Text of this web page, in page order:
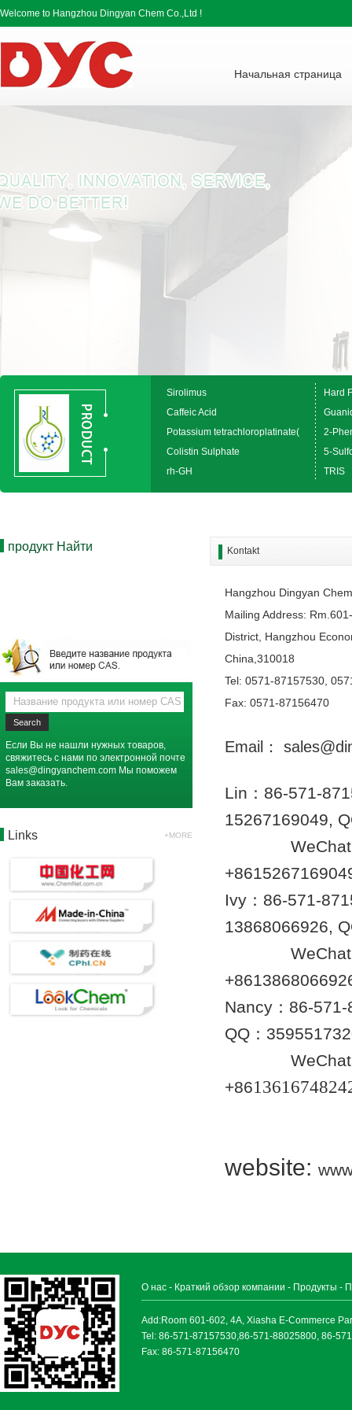
Welcome to Hangzhou Dingyan Chem Co.,Ltd !
Начальная страница
Sirolimus
Hard
Caffeic Acid
Potassium tetrachloroplatinate(
2-
Colistin Sulphate
5-
rh-GH
TRIS
продукт Найти
Если Вы не нашли нужных товаров,
свяжитесь с нами по электронной почте
sales@dingyanchem.com Мы поможем
Вам заказать.
Links +MORE
Kontakt
Hangzhou Dingyan
Mailing Address:
District, Hangzhou
China,310018
Tel: 0571-87157530,
Fax: 0571-87156470
Email：
Lin：86-571-
15267169049,
WeChat：
Ivy：86-571-
13868066926,
WeChat：
Nancy：86-
QQ：
WeChat
+86
website:
О нас - Краткий обзор компании - Продукты -
Add:Room 601-602, 4A, Xiasha E-Commerce
Tel: 86-571-87157530,86-571-88025800, 86-
Fax: 86-571-87156470